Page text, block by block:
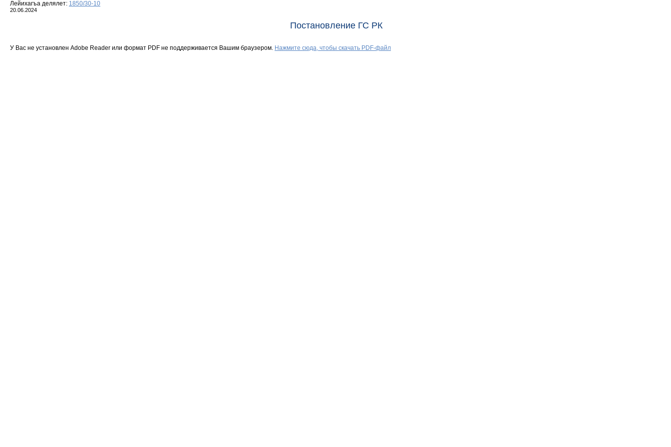
Лейихагъа делялет: 1850/30-10
20.06.2024
Постановление ГС РК
У Вас не установлен Adobe Reader или формат PDF не поддерживается Вашим браузером. Нажмите сюда, чтобы скачать PDF-файл